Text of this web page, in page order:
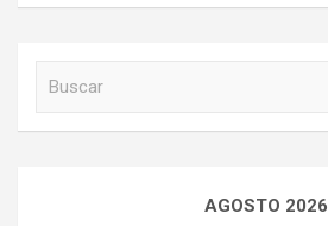
AGOSTO 2026